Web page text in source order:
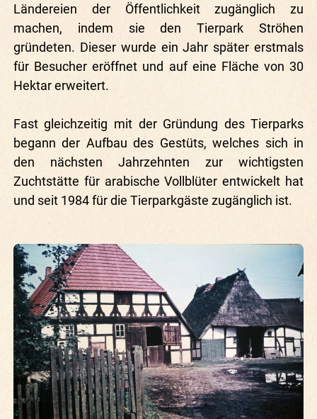
Ländereien der Öffentlichkeit zugänglich zu
machen, indem sie den Tierpark Ströhen
gründeten. Dieser wurde ein Jahr später erstmals
für Besucher eröffnet und auf eine Fläche von 30
Hektar erweitert.
Fast gleichzeitig mit der Gründung des Tierparks
begann der Aufbau des Gestüts, welches sich in
den nächsten Jahrzehnten zur wichtigsten
Zuchtstätte für arabische Vollblüter entwickelt hat
und seit 1984 für die Tierparkgäste zugänglich ist.